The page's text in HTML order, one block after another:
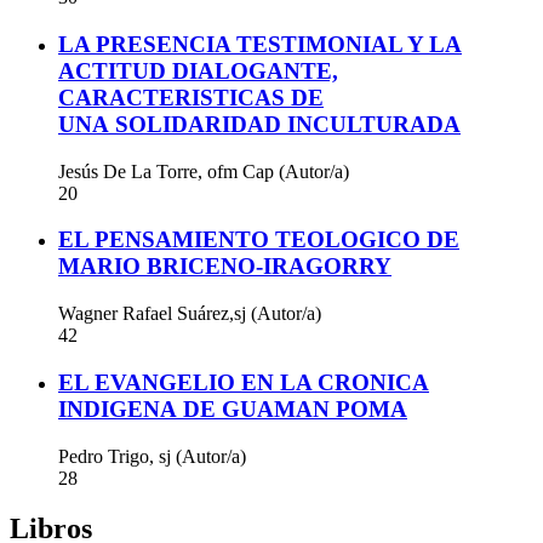
LA PRESENCIA TESTIMONIAL Y LA
ACTITUD DIALOGANTE,
CARACTERISTICAS DE
UNA SOLIDARIDAD INCULTURADA
Jesús De La Torre, ofm Cap (Autor/a)
20
EL PENSAMIENTO TEOLOGICO DE
MARIO BRICENO-IRAGORRY
Wagner Rafael Suárez,sj (Autor/a)
42
EL EVANGELIO EN LA CRONICA
INDIGENA DE GUAMAN POMA
Pedro Trigo, sj (Autor/a)
28
Libros